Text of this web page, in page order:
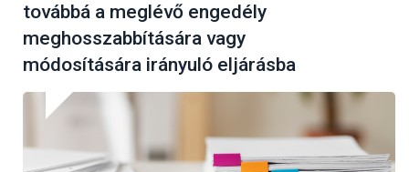
továbbá a meglévő engedély
meghosszabbítására vagy
módosítására irányuló eljárásba